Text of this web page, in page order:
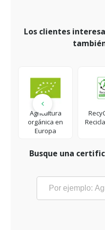
Los clientes
Agricultura
orgánica en
Europa
Busque una